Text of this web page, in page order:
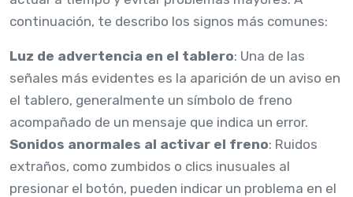
continuación, te describo los signos más comunes:
Luz de advertencia en el tablero: Una de las
señales más evidentes es la aparición de un aviso en
el tablero, generalmente un símbolo de freno
acompañado de un mensaje que indica un error.
Sonidos anormales al activar el freno: Ruidos
extraños, como zumbidos o clics inusuales al
presionar el botón, pueden indicar un problema en el